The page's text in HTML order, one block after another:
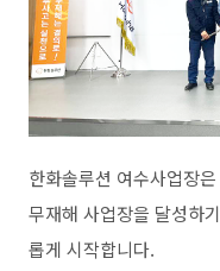
한화솔루션 여수사업장은
무재해 사업장을 달성하기
롭게 시작합니다.